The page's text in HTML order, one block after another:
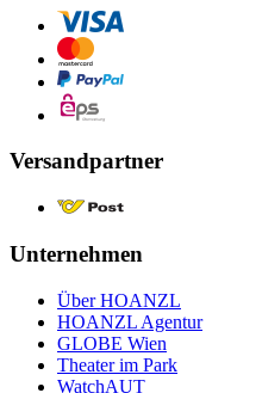
Versandpartner
Unternehmen
Über HOANZL
HOANZL Agentur
GLOBE Wien
Theater im Park
WatchAUT